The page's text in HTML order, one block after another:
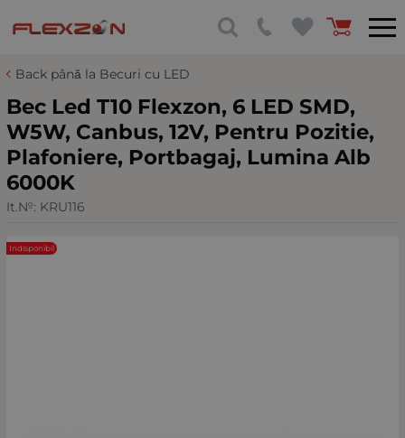
Back până la Becuri cu LED
Bec Led T10 Flexzon, 6 LED SMD,
W5W, Canbus, 12V, Pentru Pozitie,
Plafoniere, Portbagaj, Lumina Alb
6000K
It.№: KRU116
Indisponibil